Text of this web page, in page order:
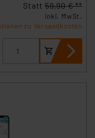
Statt 59,90 € **
inkl. MwSt.
zu Versandkosten